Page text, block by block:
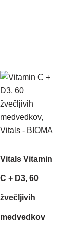
Vitals Vitamin
C + D3, 60
žvečljivih
medvedkov